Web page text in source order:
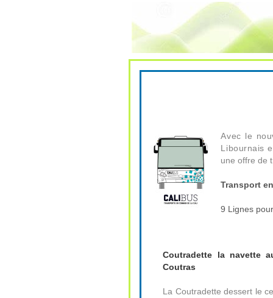
Avec le
Libournais
une offre de
Transport
9 Lignes
Coutradette la navette
Coutras
La Coutradette dessert le